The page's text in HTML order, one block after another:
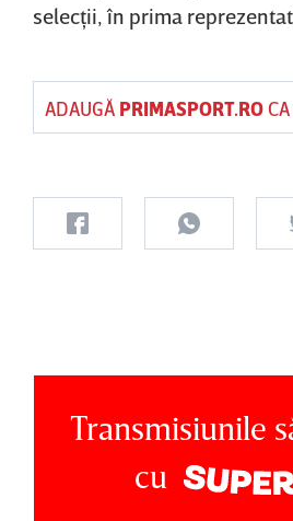
selecţii, în prima
ADAUGĂ PRIMASPORT.RO
Transmisiunile
cu